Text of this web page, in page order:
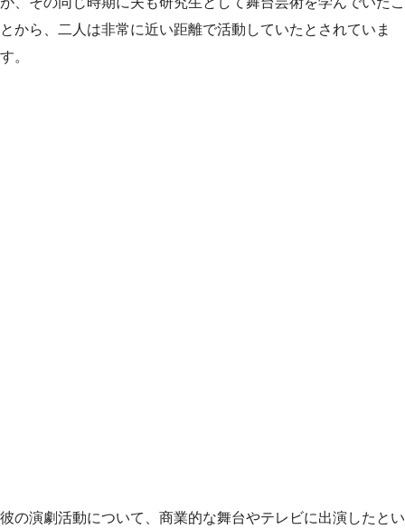
とから、二人は非常に近い距離で活動していたとされていま
す。
彼の演劇活動について、商業的な舞台やテレビに出演したとい